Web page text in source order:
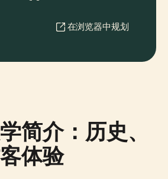
在浏览器中规划
简介：历史、
体验